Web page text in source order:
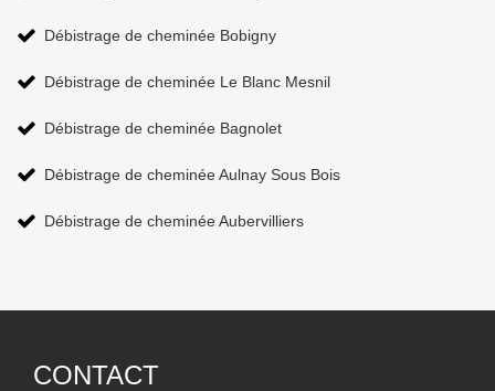
Débistrage de cheminée Bobigny
Débistrage de cheminée Le Blanc Mesnil
Débistrage de cheminée Bagnolet
Débistrage de cheminée Aulnay Sous Bois
Débistrage de cheminée Aubervilliers
CONTACT